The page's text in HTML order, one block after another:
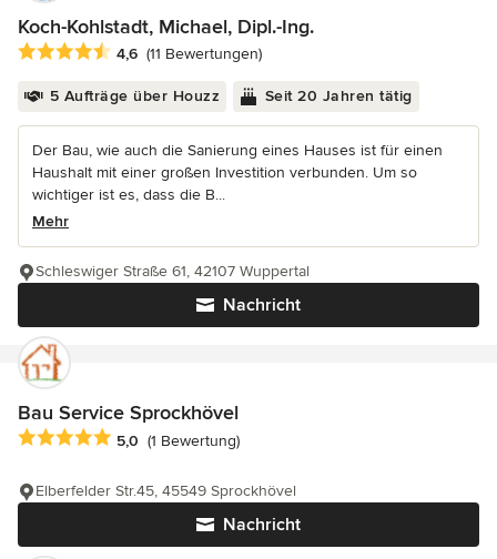
Koch-Kohlstadt, Michael, Dipl.-Ing.
Durchschnittliche Bewertung: 4.6 von 5 Sternen
4,6 (11 Bewertungen)
5 Aufträge über Houzz Seit 20 Jahren tätig
Der Bau, wie auch die Sanierung eines Hauses ist für einen
Haushalt mit einer großen Investition verbunden. Um so
wichtiger ist es, dass die B...
Mehr
Nachricht
Schleswiger Straße 61, 42107 Wuppertal
Bau Service Sprockhövel
Durchschnittliche Bewertung: 5 von 5 Sternen
5,0 (1 Bewertung)
Nachricht
Elberfelder Str.45, 45549 Sprockhövel